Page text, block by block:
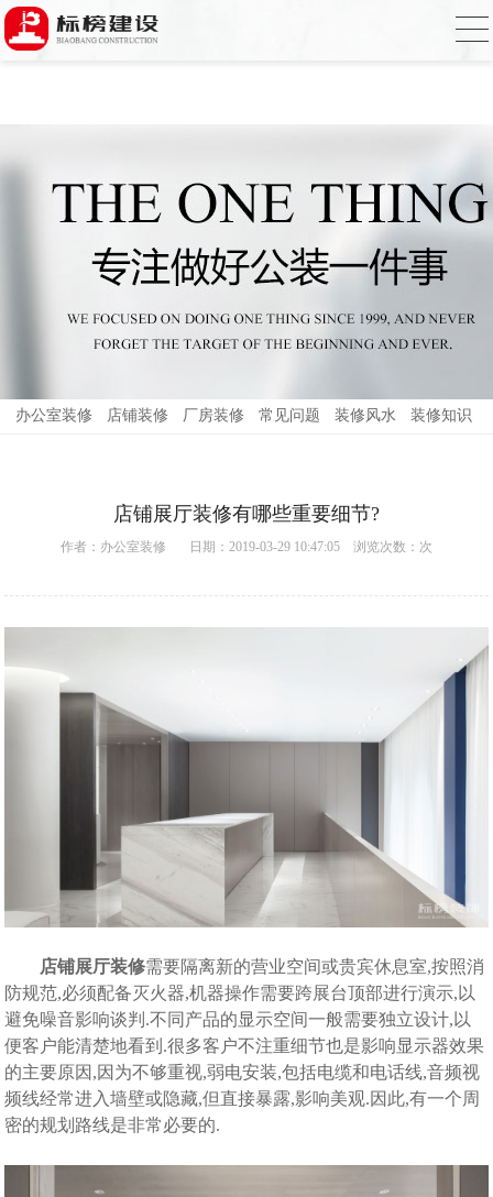
小黄片大全下载,小黄片应用下载,小黄片短
视频,下载小黄片免费
办公室装修 店铺装修 厂房装修 常见问题 装修风水 装修知识
店铺展厅装修有哪些重要细节?
作者： 办公室装修 日期：2019-03-29 10:47:05 浏览次数： 次
店铺展厅装修需要隔离新的营业空间或贵宾休息室,按照消
防规范,必须配备灭火器,机器操作需要跨展台顶部进行演示,以
避免噪音影响谈判.不同产品的显示空间一般需要独立设计,以
便客户能清楚地看到.很多客户不注重细节也是影响显示器效果
的主要原因,因为不够重视,弱电安装,包括电缆和电话线,音频视
频线经常进入墙壁或隐藏,但直接暴露,影响美观.因此,有一个周
密的规划路线是非常必要的.